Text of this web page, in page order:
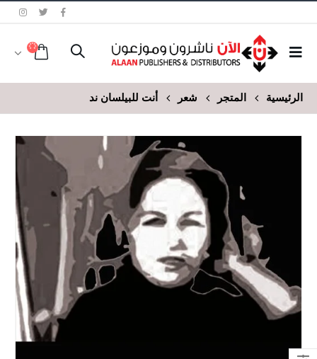
الرئيسية المتجر شعر أنت للبيلسان ند